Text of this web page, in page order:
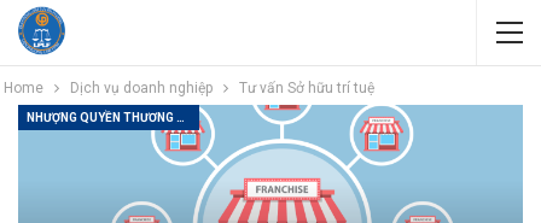
Home Dịch vụ doanh nghiệp Tư vấn Sở hữu trí tuệ
NHƯỢNG QUYỀN THƯƠNG MẠI